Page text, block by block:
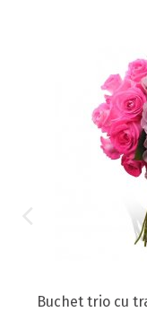
Buchet trio cu